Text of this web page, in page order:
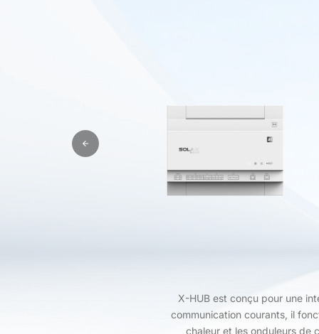
X-HUB est conçu pour une
communication courants, il
chaleur et les onduleurs de